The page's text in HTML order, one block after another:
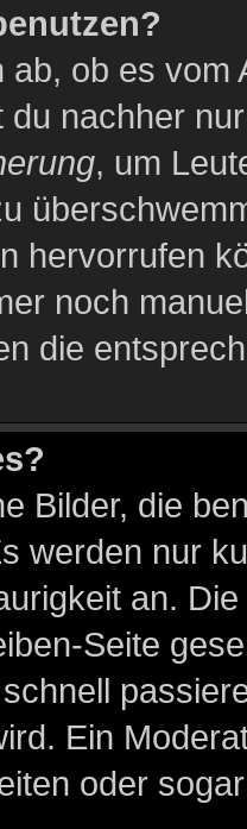
ab, ob es
du nachher
, um
hervorrufen
noch
die
Bilder, die
werden nur
an.
Seite
Ein
oder